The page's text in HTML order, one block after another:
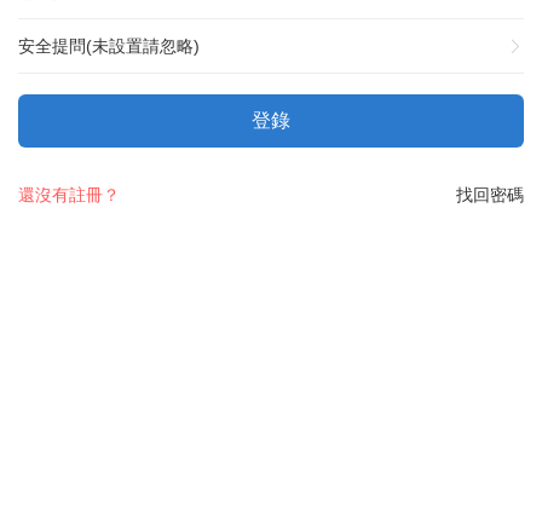
安全提問(未設置請忽略)
登錄
找回密碼
還沒有註冊？